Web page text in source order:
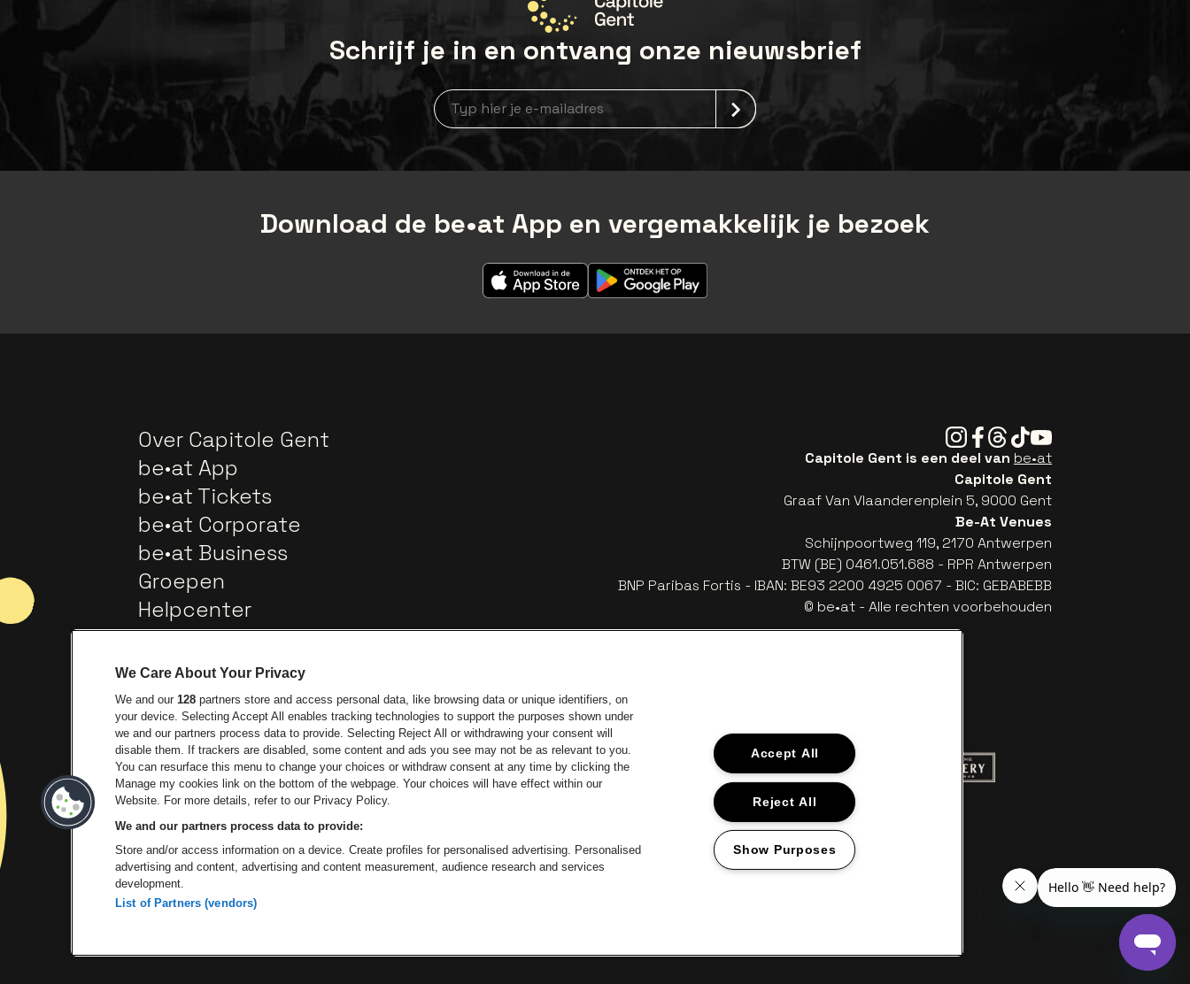
Schrijf je in en ontvang onze nieuwsbrief
Nieuwsbrief aanmelding
Download de be•at App en vergemakkelijk je bezoek
Over Capitole Gent
be•at App
be•at Tickets
be•at Corporate
be•at Business
Groepen
Helpcenter
Contact
Instagram
Facebook
Threads
TiktokYoutube
Capitole Gent is een deel van be•at
Capitole Gent
Graaf Van Vlaanderenplein 5, 9000 Gent
Be-At Venues
Schijnpoortweg 119, 2170 Antwerpen
BTW (BE) 0461.051.688 - RPR Antwerpen
BNP Paribas Fortis - IBAN: BE93 2200 4925 0067 - BIC: GEBABEBB
© be•at - Alle rechten voorbehouden
Ga naar de website van Europcar
Ga naar de website van JupilerGa naar de website van Coca-Cola
Ga naar de website van Red Bull
Ga naar de website van Het logo van Aperol
Ga naar de website van Het logo van Jameson in offwhite
Ga naar de website van Het logo van Lillet in off-white
Ga naar de website van Croky
Ga naar de website van Nieuwsblad
Ga naar de website van Lotto
We Care About Your Privacy
We and our 128 partners store and access personal data, like browsing data or unique identifiers, on
your device. Selecting Accept All enables tracking technologies to support the purposes shown under
we and our partners process data to provide. Selecting Reject All or withdrawing your consent will
disable them. If trackers are disabled, some content and ads you see may not be as relevant to you.
You can resurface this menu to change your choices or withdraw consent at any time by clicking the
Manage my cookies link on the bottom of the webpage. Your choices will have effect within our
Website. For more details, refer to our Privacy Policy.
We and our partners process data to provide:
Store and/or access information on a device. Create profiles for personalised advertising. Personalised
advertising and content, advertising and content measurement, audience research and services
development.
List of Partners (vendors)
Accept All
Reject All
Show Purposes